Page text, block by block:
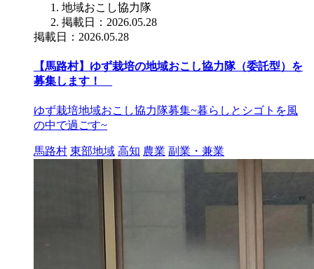
地域おこし協力隊
掲載日：2026.05.28
掲載日：2026.05.28
【馬路村】ゆず栽培の地域おこし協力隊（委託型）を
募集します！
ゆず栽培地域おこし協力隊募集~暮らしとシゴトを風
の中で過ごす~
馬路村 東部地域 高知 農業 副業・兼業